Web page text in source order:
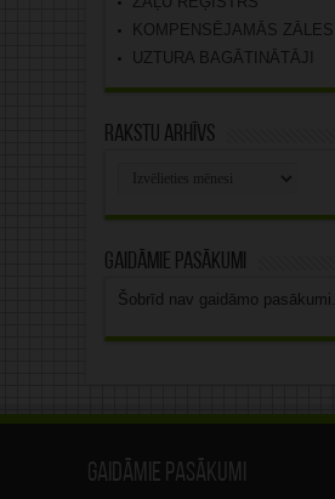
KOMPENSĒJAMĀS ZĀLES
UZTURA BAGĀTINĀTĀJI
Rakstu arhīvs
Gaidāmie pasākumi
Šobrīd nav gaidāmo pasākumi.
Gaidāmie pasākumi